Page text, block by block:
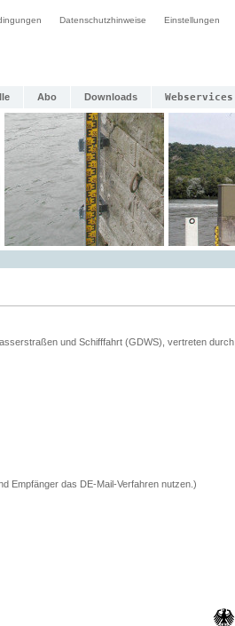
Datenschutzhinweise Einstellungen
Abo Downloads Webservices
und Schifffahrt (GDWS), vertreten durch
Empfänger das DE-Mail-Verfahren nutzen.)